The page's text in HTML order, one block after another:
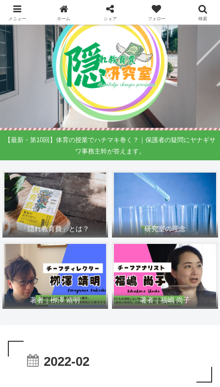
【最新・第10回】体育の授業でハチマキ巻く？｜保護者の疑問にヤナギサ
ワ事務主幹が答えます。
「隠れ教育費」とは？ 研究室の理念
著者｜栁澤 靖明 著者｜福嶋 尚子
2022-02
メニュー ホーム シェア フォロー 検索